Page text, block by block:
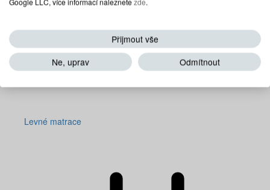
Levné matrace
Přijmout vše
Ne, uprav
Odmítnout